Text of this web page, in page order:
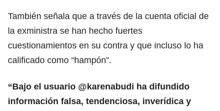
También señala que a través de la cuenta oficial de
la exministra se han hecho fuertes
cuestionamientos en su contra y que incluso lo ha
calificado como “hampón”.
“Bajo el usuario @karenabudi ha difundido
información falsa, tendenciosa, inverídica y